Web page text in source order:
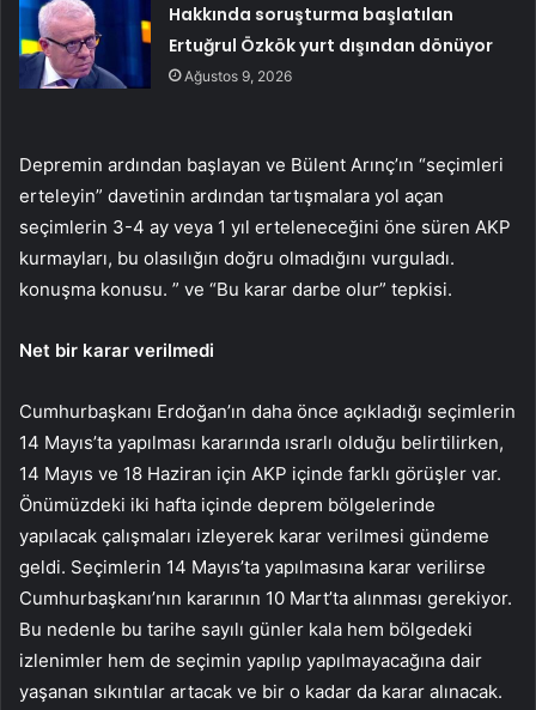
Hakkında soruşturma başlatılan
Ertuğrul Özkök yurt dışından dönüyor
Ağustos 9, 2026
Depremin ardından başlayan ve Bülent Arınç’ın “seçimleri
erteleyin” davetinin ardından tartışmalara yol açan
seçimlerin 3-4 ay veya 1 yıl erteleneceğini öne süren AKP
kurmayları, bu olasılığın doğru olmadığını vurguladı.
konuşma konusu. ” ve “Bu karar darbe olur” tepkisi.
Net bir karar verilmedi
Cumhurbaşkanı Erdoğan’ın daha önce açıkladığı seçimlerin
14 Mayıs’ta yapılması kararında ısrarlı olduğu belirtilirken,
14 Mayıs ve 18 Haziran için AKP içinde farklı görüşler var.
Önümüzdeki iki hafta içinde deprem bölgelerinde
yapılacak çalışmaları izleyerek karar verilmesi gündeme
geldi. Seçimlerin 14 Mayıs’ta yapılmasına karar verilirse
Cumhurbaşkanı’nın kararının 10 Mart’ta alınması gerekiyor.
Bu nedenle bu tarihe sayılı günler kala hem bölgedeki
izlenimler hem de seçimin yapılıp yapılmayacağına dair
yaşanan sıkıntılar artacak ve bir o kadar da karar alınacak.